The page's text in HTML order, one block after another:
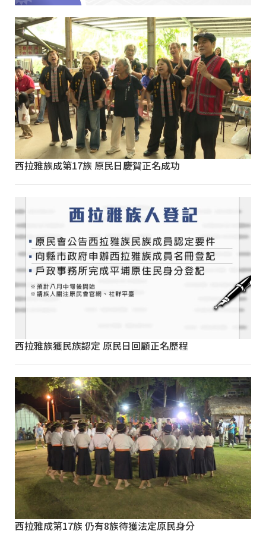
西拉雅族成第17族 原民日慶賀正名成功
西拉雅族獲民族認定 原民日回顧正名歷程
西拉雅成第17族 仍有8族待獲法定原民身分